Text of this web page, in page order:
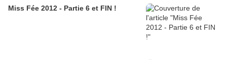
Miss Fée 2012 - Partie 6 et FIN !